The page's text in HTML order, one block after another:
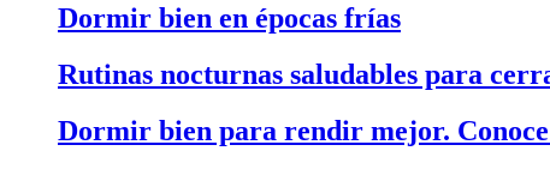
Dormir bien en épocas frías
Rutinas nocturnas saludables para
Dormir bien para rendir mejor.